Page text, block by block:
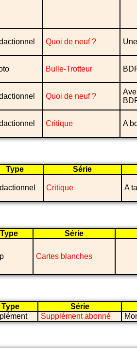
Quoi de neuf ?
Bulle-Trotteur
Quoi de neuf ?
Critique A
Type Série
Critique A
Type Série
Cartes blanches
Type Série
Supplément abonné